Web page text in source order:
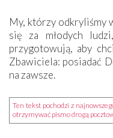
My, którzy odkryliśmy
się za młodych
przygotowują, aby
Zbawiciela: posiadać
na zawsze.
Ten tekst pochodzi z
otrzymywać pismo drogą